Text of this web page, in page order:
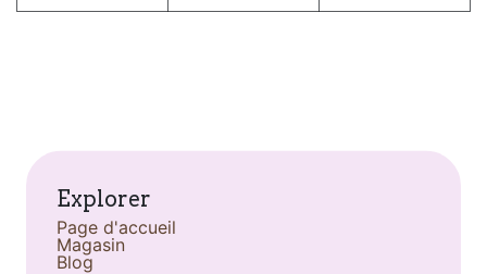
Explorer
Page d'accueil
Magasin
Blog